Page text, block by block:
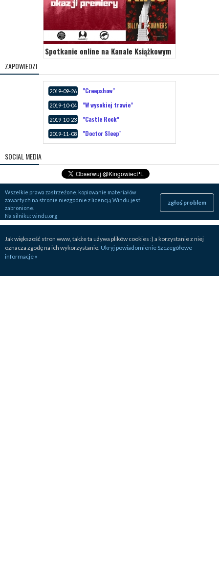
Spotkanie online na Kanale Książkowym
ZAPOWIEDZI
2019-09-26 "Creepshow"
2019-10-04 "W wysokiej trawie"
2019-10-23 "Castle Rock"
2019-11-08 "Doctor Sleep"
SOCIAL MEDIA
zgłoś problem
Wszelkie prawa zastrzeżone, kopiowanie materiałów
zawartych na stronie niezgodnie z licencją Windu jest
zabronione.
Na silniku: windu.org
Jak większość stron www, także ta używa plików cookies :) a korzystanie z niej
oznacza zgodę na ich wykorzystanie. Ukryj powiadomienieSzczegółowe
informacje »